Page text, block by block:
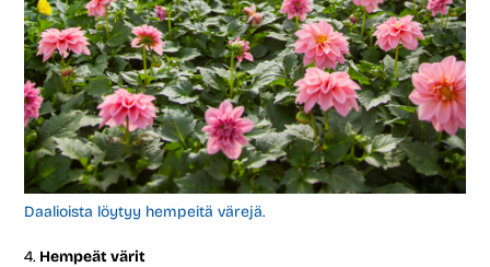
Daalioista löytyy hempeitä värejä.
Hempeät värit